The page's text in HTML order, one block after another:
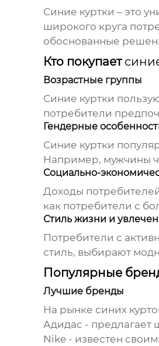
Синие куртки – это
широкого круга
обоснованные
Кто покупает
Возрастные группы
Синие куртки
потребители
Гендерные
Синие куртки
Например, мужчины
Социально-
Доходы
как потребители с
Стиль жизни и
Потребители с
стиль, выбирают
Популярные
Лучшие бренды
На рынке синих
Адидас - предлагает
Nike- известен